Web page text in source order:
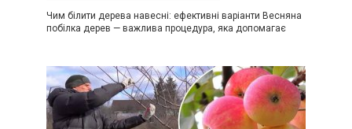
Чим білити дерева навесні: ефективні варіанти Весняна
побілка дерев — важлива процедура, яка допомагає